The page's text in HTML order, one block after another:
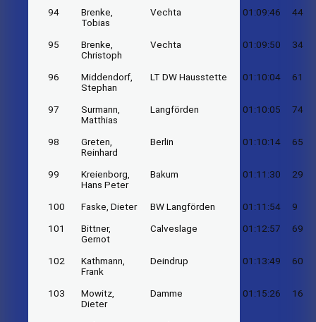
94
Brenke,
Tobias
Vechta 01:09:46 44
95
Brenke,
Christoph
Vechta 01:09:50 34
96
Middendorf,
Stephan
LT DW Hausstette 01:10:04 61
97
Surmann,
Matthias
Langförden 01:10:05 74
98
Greten,
Reinhard
Berlin 01:10:14 65
99
Kreienborg,
Hans Peter
Bakum 01:11:30 29
100 Faske, Dieter BW Langförden 01:11:54 9
101
Bittner,
Gernot
Calveslage 01:12:57 69
102
Kathmann,
Frank
Deindrup 01:13:49 60
103
Mowitz,
Dieter
Damme 01:15:26 16